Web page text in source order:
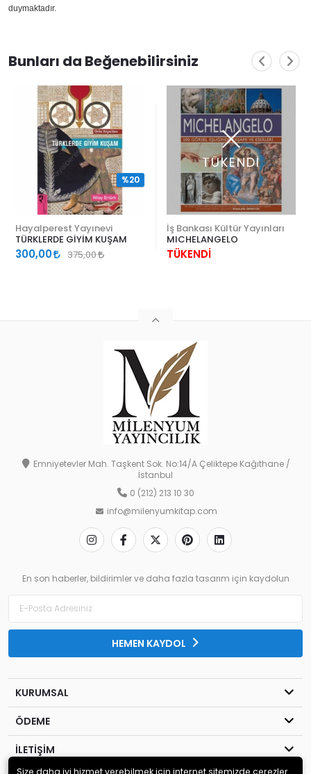
duymaktadır.
Bunları da Beğenebilirsiniz
Hayalperest Yayınevi
TÜRKLERDE GİYİM KUŞAM
300,00 375,00
%20
TÜKENDİ
İş Bankası Kültür Yayınları
MICHELANGELO
TÜKENDİ
Emniyetevler Mah. Taşkent Sok. No:14/A Çeliktepe Kağıthane /
İstanbul
0 (212) 213 10 30
info@milenyumkitap.com
En son haberler, bildirimler ve daha fazla tasarım için kaydolun
HEMEN KAYDOL
KURUMSAL
ÖDEME
İLETİŞİM
Size daha iyi hizmet verebilmek için internet sitemizde çerezler